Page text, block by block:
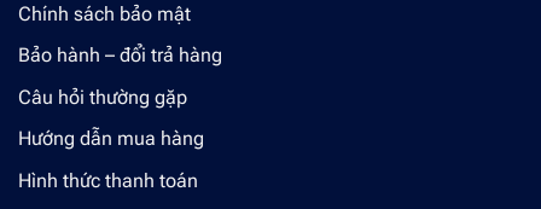
Chính sách bảo mật
Bảo hành – đổi trả hàng
Câu hỏi thường gặp
Hướng dẫn mua hàng
Hình thức thanh toán